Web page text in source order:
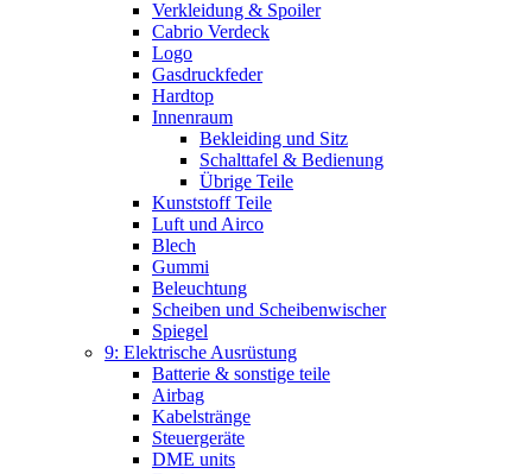
Verkleidung & Spoiler
Cabrio Verdeck
Logo
Gasdruckfeder
Hardtop
Innenraum
Bekleiding und Sitz
Schalttafel & Bedienung
Übrige Teile
Kunststoff Teile
Luft und Airco
Blech
Gummi
Beleuchtung
Scheiben und Scheibenwischer
Spiegel
9: Elektrische Ausrüstung
Batterie & sonstige teile
Airbag
Kabelstränge
Steuergeräte
DME units